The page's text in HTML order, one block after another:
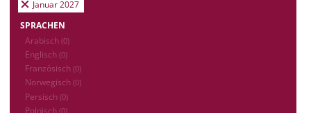
Januar 2027
SPRACHEN
Arabisch (0)
Englisch (0)
Französisch (0)
Norwegisch (0)
Persisch (0)
Polnisch (0)